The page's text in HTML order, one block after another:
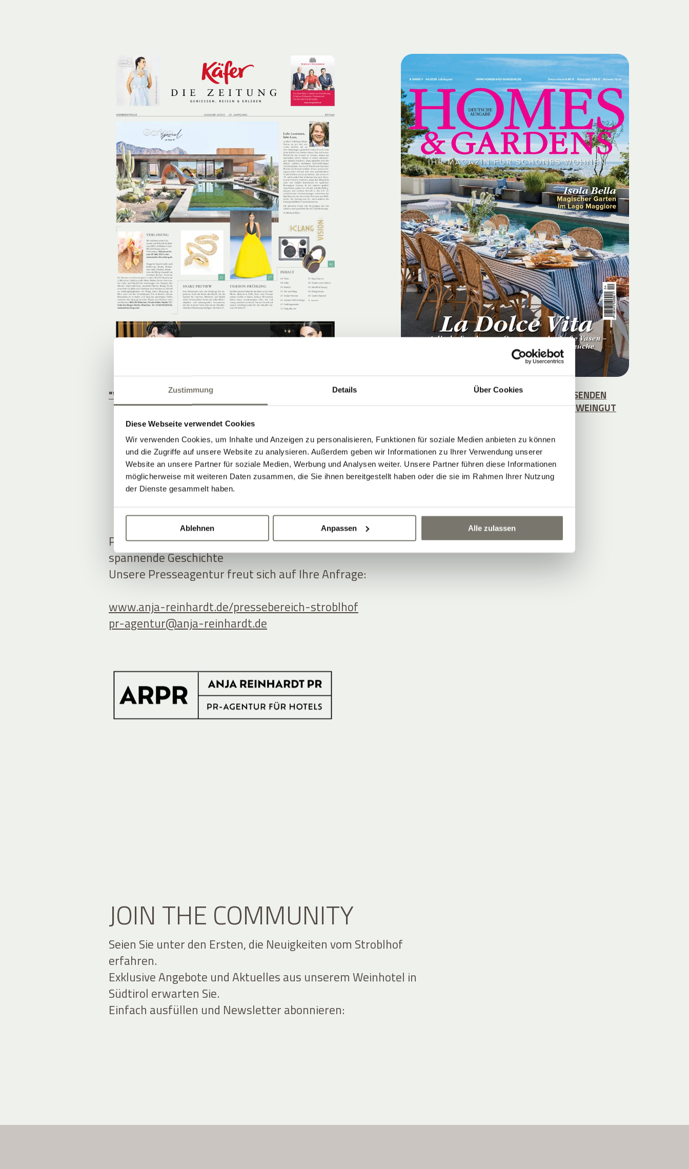
Zustimmung Details Über Cookies
Diese Webseite verwendet Cookies
Wir verwenden Cookies, um Inhalte und Anzeigen zu personalisieren, Funktionen für soziale Medien anbieten zu können
und die Zugriffe auf unsere Website zu analysieren. Außerdem geben wir Informationen zu Ihrer Verwendung unserer
Website an unsere Partner für soziale Medien, Werbung und Analysen weiter. Unsere Partner führen diese Informationen
möglicherweise mit weiteren Daten zusammen, die Sie ihnen bereitgestellt haben oder die sie im Rahmen Ihrer Nutzung
der Dienste gesammelt haben.
Ablehnen Anpassen Alle zulassen
"WOHNEN IM WEIN."
"ALS WÜRDEN DIE WEINREBEN DEN ANREISENDEN
GÄSTEN RUND UM DEN STROBLHOF SAMT WEINGUT
Presseanfrage, Medienkooperation oder einfach eine
spannende Geschichte
Unsere Presseagentur freut sich auf Ihre Anfrage:
www.anja-reinhardt.de/pressebereich-stroblhof
pr-agentur@anja-reinhardt.de
JOIN THE COMMUNITY
Seien Sie unter den Ersten, die Neuigkeiten vom Stroblhof
erfahren.
Exklusive Angebote und Aktuelles aus unserem Weinhotel in
Südtirol erwarten Sie.
Einfach ausfüllen und Newsletter abonnieren: